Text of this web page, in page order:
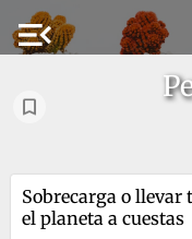
menu_open
Sobrecarga o llevar
el planeta a cuestas